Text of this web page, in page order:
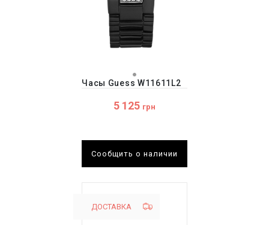
Часы Guess W11611L2
5 125 грн
Сообщить о наличии
ДОСТАВКА